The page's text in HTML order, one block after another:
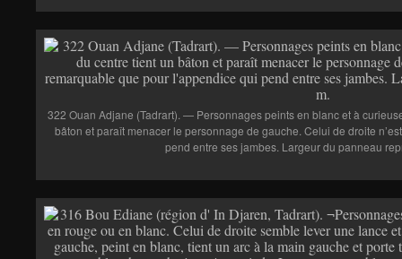
322 Ouan Adjane (Tadrart). — Personnages peints en blanc et à
bâton et paraît menacer le personnage de gauche. Celui de droite
pend entre ses jambes. Largeur du panneau